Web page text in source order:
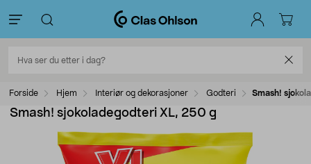
Forside Hjem Interiør og dekorasjoner Godteri Smash!
Smash! sjokoladegodteri XL, 250 g